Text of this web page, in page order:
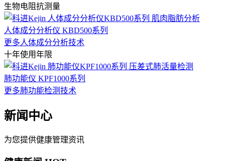
生物电阻抗测量
人体成分分析仪 KBD500系列
更多人体成分分析技术
十年使用年限
肺功能仪 KPF1000系列
更多肺功能检测技术
新闻中心
为您提供健康管理资讯